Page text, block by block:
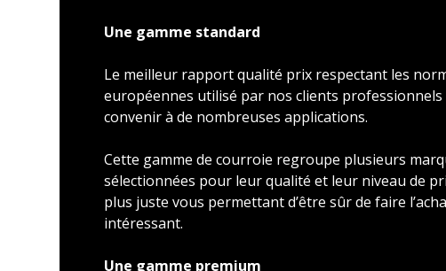
Une gamme standard
Le meilleur rapport qualité prix respectant les
européennes utilisé par nos clients
convenir à de nombreuses applications.
Cette gamme de courroie regroupe plusieurs
sélectionnées pour leur qualité et leur niveau de
plus juste vous permettant d’être sûr de faire
intéressant.
Une gamme premium